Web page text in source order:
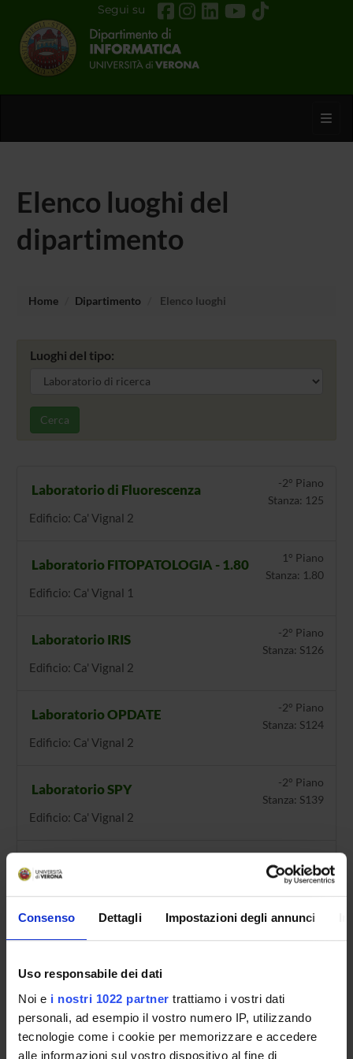
Consenso Dettagli Impostazioni degli annunci
Uso responsabile dei dati
Noi e i nostri 1022 partner trattiamo i vostri dati
personali, ad esempio il vostro numero IP, utilizzando
tecnologie come i cookie per memorizzare e accedere
alle informazioni sul vostro dispositivo al fine di
Segui su
Elenco luoghi del
dipartimento
Home Dipartimento Elenco luoghi
Luoghi del tipo:
Cerca
Laboratorio di Fluorescenza
-2° Piano
Stanza: 125
Edificio: Ca' Vignal 2
Laboratorio FITOPATOLOGIA - 1.80
1° Piano
Stanza: 1.80
Edificio: Ca' Vignal 1
Laboratorio IRIS
-2° Piano
Stanza: S126
Edificio: Ca' Vignal 2
Laboratorio OPDATE
-2° Piano
Stanza: S124
Edificio: Ca' Vignal 2
Laboratorio SPY
-2° Piano
Stanza: S139
Edificio: Ca' Vignal 2
-2° Piano
Stanza: S.140
Laboratorio VIPS
Edificio: Ca' Vignal 2
Stanza 2.22
2° Piano
Stanza: 22
Edificio: Ca' Vignal 2